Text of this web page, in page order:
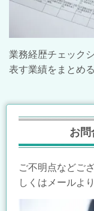
業務経歴チェック
表す業績をまとめ
お問
ご不明点などご
しくはメールよ